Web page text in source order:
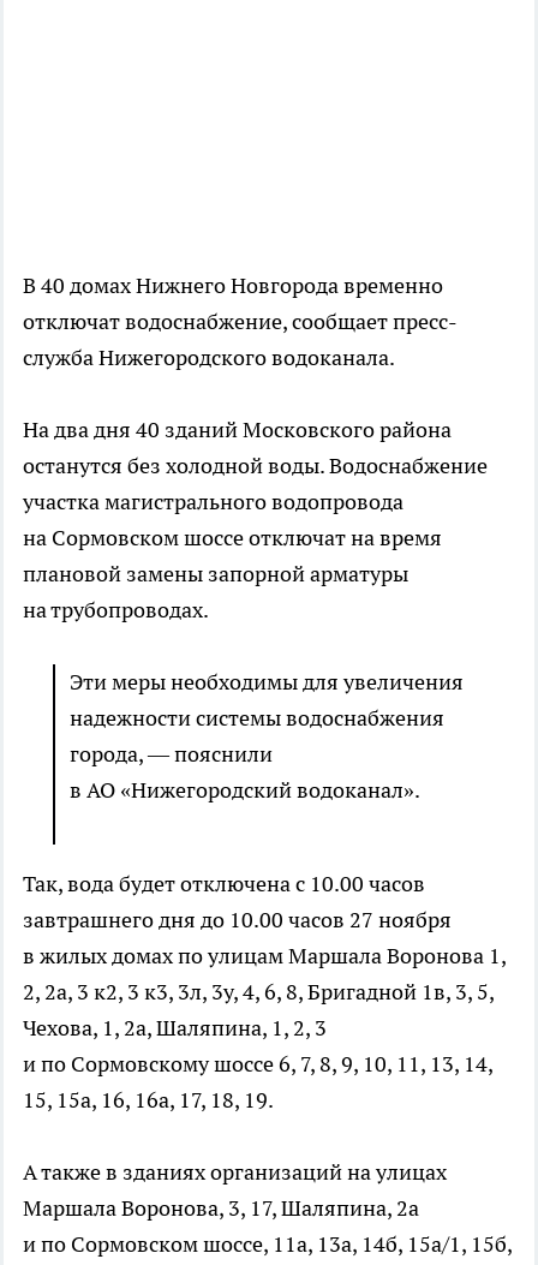
В 40 домах Нижнего Новгорода временно
отключат водоснабжение, сообщает пресс-
служба Нижегородского водоканала.
На два дня 40 зданий Московского района
останутся без холодной воды. Водоснабжение
участка магистрального водопровода
на Сормовском шоссе отключат на время
плановой замены запорной арматуры
на трубопроводах.
Эти меры необходимы для увеличения
надежности системы водоснабжения
города, — пояснили
в АО «Нижегородский водоканал».
Так, вода будет отключена с 10.00 часов
завтрашнего дня до 10.00 часов 27 ноября
в жилых домах по улицам Маршала Воронова 1,
2, 2а, 3 к2, 3 к3, 3л, 3у, 4, 6, 8, Бригадной 1в, 3, 5,
Чехова, 1, 2а, Шаляпина, 1, 2, 3
и по Сормовскому шоссе 6, 7, 8, 9, 10, 11, 13, 14,
15, 15а, 16, 16а, 17, 18, 19.
А также в зданиях организаций на улицах
Маршала Воронова, 3, 17, Шаляпина, 2а
и по Сормовском шоссе, 11а, 13а, 14б, 15а/1, 15б,